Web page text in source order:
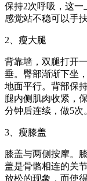
保持2次呼吸，这一
感觉站不稳可以手
2、瘦大腿
背靠墙，双腿打开
垂。臀部渐渐下坐
地面平行。背部保
腿内侧肌肉收紧，
分钟后连续，做5次
3、瘦膝盖
膝盖与两侧按摩。
盖是骨骼相连的关
放松的现象，而使